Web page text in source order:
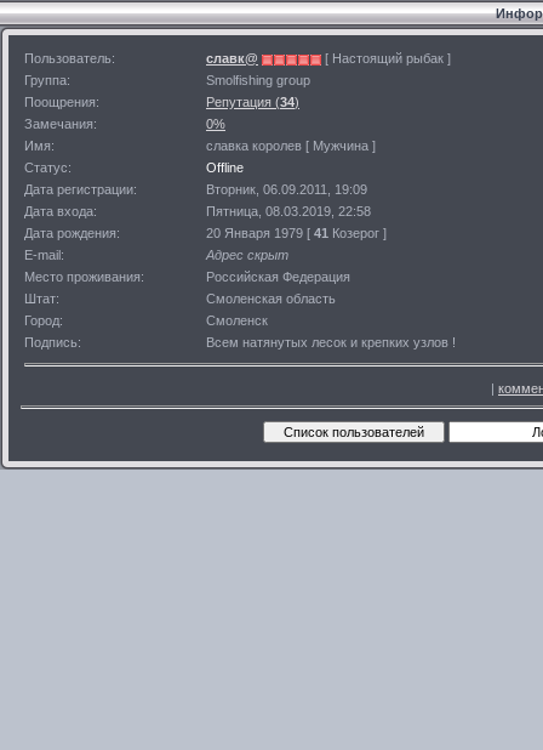
Пользователь: славк@
[ Настоящий рыбак ]
Группа:
Smolfishing group
Поощрения:
Репутация (34)
Замечания:
0%
Имя:
славка королев [ Мужчина ]
Статус:
Offline
Дата регистрации:
Вторник, 06.09.2011, 19:09
Дата входа:
Пятница, 08.03.2019, 22:58
Дата рождения:
20 Января 1979 [ 41 Козерог ]
E-mail:
Адрес скрыт
Место проживания:
Российская Федерация
Штат:
Смоленская область
Город:
Смоленск
Подпись:
Всем натянутых лесок и крепких узлов !
|